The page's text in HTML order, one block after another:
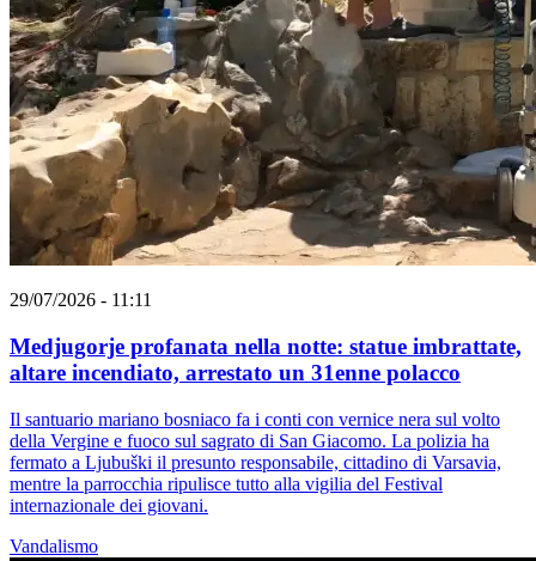
29/07/2026 - 11:11
Medjugorje profanata nella notte: statue imbrattate,
altare incendiato, arrestato un 31enne polacco
Il santuario mariano bosniaco fa i conti con vernice nera sul volto
della Vergine e fuoco sul sagrato di San Giacomo. La polizia ha
fermato a Ljubuški il presunto responsabile, cittadino di Varsavia,
mentre la parrocchia ripulisce tutto alla vigilia del Festival
internazionale dei giovani.
Vandalismo